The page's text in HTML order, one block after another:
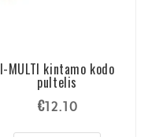
I-MULTI kintamo kodo
pultelis
€12.10